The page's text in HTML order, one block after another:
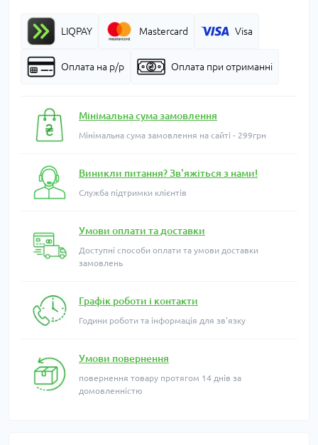
LIQPAY Mastercard Visa
Оплата на р/р Оплата при отриманні
Мінімальна сума замовлення
Мінімальна сума замовлення на сайті - 299грн
Виникли питання? Зв'яжіться з нами!
Служба підтримки клієнтів
Умови оплати та доставки
Доступні способи оплати та умови доставки
замовлень
Графік роботи і контакти
Години роботи та інформація для зв'язку
Умови повернення
повернення товару протягом 14 днів за
домовленністю